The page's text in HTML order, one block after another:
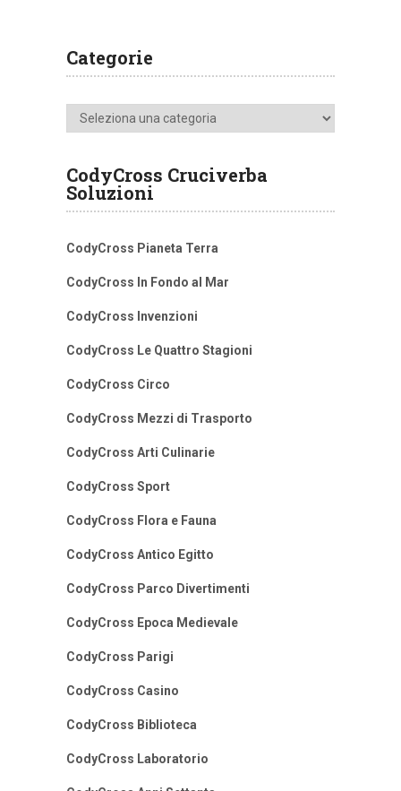
Categorie
Categorie
CodyCross Cruciverba
Soluzioni
CodyCross Pianeta Terra
CodyCross In Fondo al Mar
CodyCross Invenzioni
CodyCross Le Quattro Stagioni
CodyCross Circo
CodyCross Mezzi di Trasporto
CodyCross Arti Culinarie
CodyCross Sport
CodyCross Flora e Fauna
CodyCross Antico Egitto
CodyCross Parco Divertimenti
CodyCross Epoca Medievale
CodyCross Parigi
CodyCross Casino
CodyCross Biblioteca
CodyCross Laboratorio